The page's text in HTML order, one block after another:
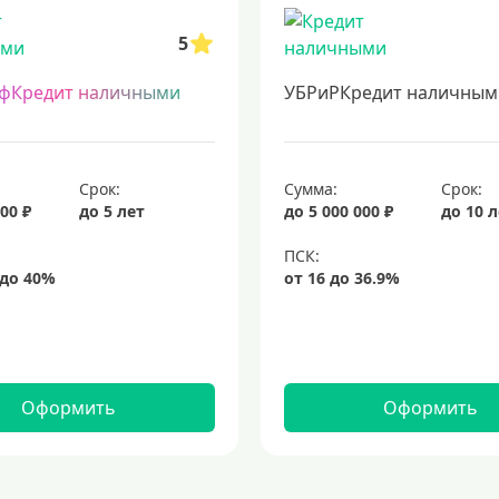
5
наличными
₽
Срок:
до 5 лет
Оформить
УБРиРКредит
Сумма:
до 5 000 000 ₽
Срок:
до 10
Оформить